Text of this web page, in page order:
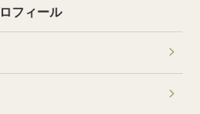
フィール